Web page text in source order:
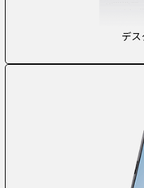
デス